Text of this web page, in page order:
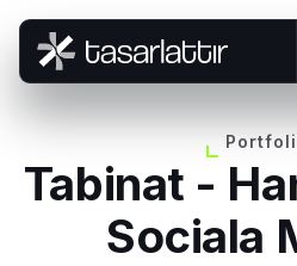
Tabinat -
Sociala